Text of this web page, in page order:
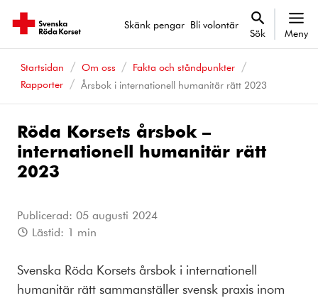
Skänk pengar Bli volontär
Sök Meny
Startsidan Om oss
Fakta och ståndpunkter
Rapporter
Årsbok i internationell humanitär rätt 2023
Röda Korsets årsbok –
internationell humanitär rätt
2023
Publicerad: 05 augusti 2024
Lästid: 1 min
Svenska Röda Korsets årsbok i internationell
humanitär rätt sammanställer svensk praxis inom